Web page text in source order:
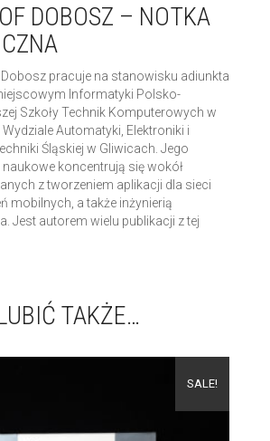
DOBOSZ – NOTKA
pracuje na stanowisku adiunkta
Informatyki Polsko-
Szkoły Technik Komputerowych w
Automatyki, Elektroniki i
Śląskiej w Gliwicach. Jego
koncentrują się wokół
z tworzeniem aplikacji dla sieci
mobilnych, a także inżynierią
Jest autorem wielu publikacji z tej
TAKŻE…
SALE!